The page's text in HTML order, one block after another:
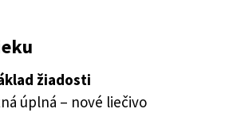
žiadosti
úplná – nové liečivo